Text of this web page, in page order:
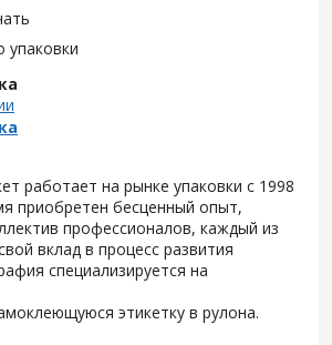
упаковки
работает на рынке упаковки с 1998
приобретен бесценный опыт,
профессионалов, каждый из
вклад в процесс развития
специализируется на
этикетку в рулона.